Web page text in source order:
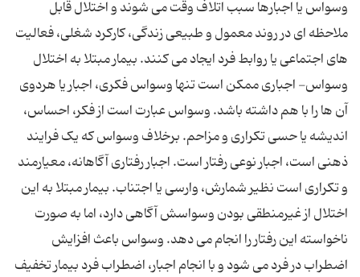
وسواس یا اجبارها سبب اتلاف وقت می‌ شوند و اختلال قابل
ملاحظه ‌ای در روند معمول و طبیعی زندگی، کارکرد شغلی، فعالیت‌
های اجتماعی یا روابط فرد ایجاد می ‌کنند. بیمار مبتلا به اختلال
وسواس- اجباری ممکن است تنها وسواس فکری، اجبار یا هردوی
آن ها را با هم داشته باشد. وسواس عبارت است از فکر، احساس،
اندیشه یا حسی تکراری و مزاحم. برخلاف وسواس که یک فرایند
ذهنی است، اجبار نوعی رفتار است. اجبار رفتاری آگاهانه، معیارمند
و تکراری است نظیر شمارش، وارسی یا اجتناب. بیمار مبتلا به این
اختلال از غیرمنطقی بودن وسواسش آگاهی دارد، اما به صورت
ناخواسته این رفتار را انجام می ‌دهد. وسواس باعث افزایش
اضطراب در فرد می ‌شود و با انجام اجبار، اضطراب فرد بیمار تخفیف